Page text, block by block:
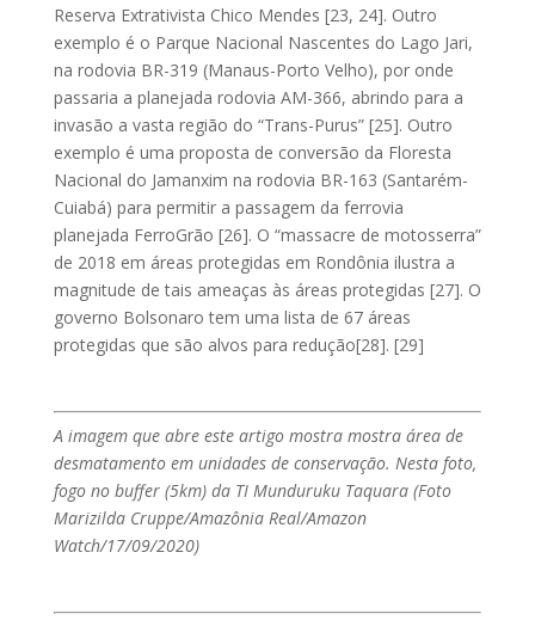
Reserva Extrativista Chico Mendes [23, 24]. Outro
exemplo é o Parque Nacional Nascentes do Lago Jari,
na rodovia BR-319 (Manaus-Porto Velho), por onde
passaria a planejada rodovia AM-366, abrindo para a
invasão a vasta região do “Trans-Purus” [25]. Outro
exemplo é uma proposta de conversão da Floresta
Nacional do Jamanxim na rodovia BR-163 (Santarém-
Cuiabá) para permitir a passagem da ferrovia
planejada FerroGrão [26]. O “massacre de motosserra”
de 2018 em áreas protegidas em Rondônia ilustra a
magnitude de tais ameaças às áreas protegidas [27]. O
governo Bolsonaro tem uma lista de 67 áreas
protegidas que são alvos para redução[28]. [29]
A imagem que abre este artigo mostra mostra área de
desmatamento em unidades de conservação. Nesta foto,
fogo no buffer (5km) da TI Munduruku Taquara (Foto
Marizilda Cruppe/Amazônia Real/Amazon
Watch/17/09/2020)